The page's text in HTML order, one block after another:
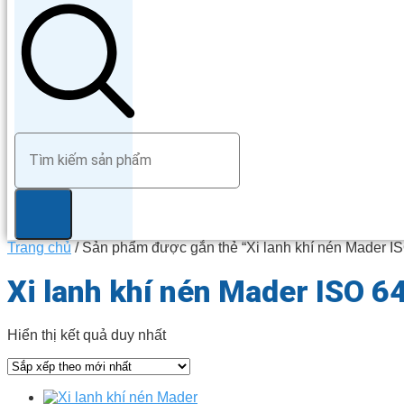
Trang chủ/ Sản phẩm được gắn thẻ “Xi lanh khí nén Mader
Xi lanh khí nén Mader ISO
Hiển thị kết quả duy nhất